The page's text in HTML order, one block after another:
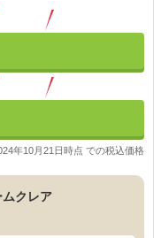
年10月21日時点 での税込価格
クレア